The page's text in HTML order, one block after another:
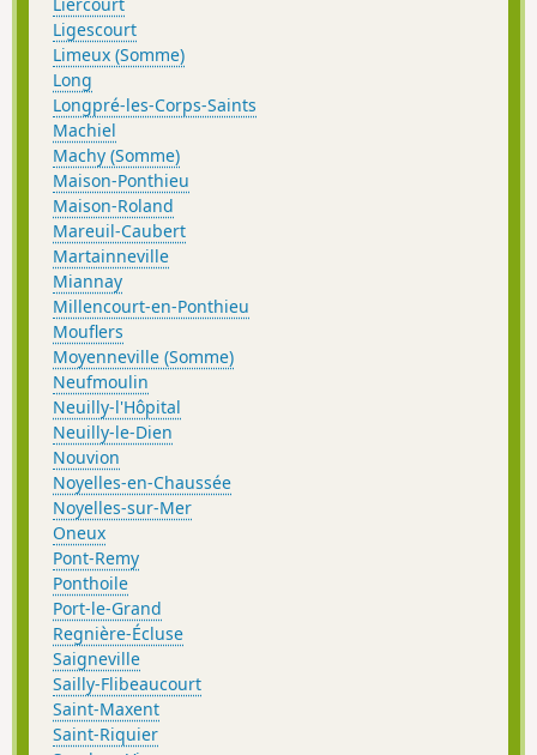
Liercourt
Ligescourt
Limeux (Somme)
Long
Longpré-les-Corps-Saints
Machiel
Machy (Somme)
Maison-Ponthieu
Maison-Roland
Mareuil-Caubert
Martainneville
Miannay
Millencourt-en-Ponthieu
Mouflers
Moyenneville (Somme)
Neufmoulin
Neuilly-l'Hôpital
Neuilly-le-Dien
Nouvion
Noyelles-en-Chaussée
Noyelles-sur-Mer
Oneux
Pont-Remy
Ponthoile
Port-le-Grand
Regnière-Écluse
Saigneville
Sailly-Flibeaucourt
Saint-Maxent
Saint-Riquier